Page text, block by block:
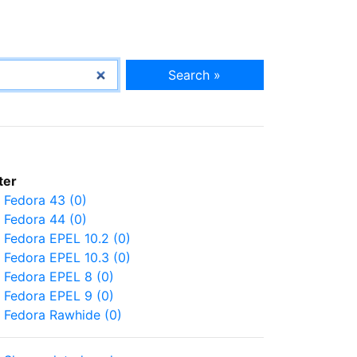
Search »
Fedora 43 (0)
Fedora 44 (0)
Fedora EPEL 10.2 (0)
Fedora EPEL 10.3 (0)
Fedora EPEL 8 (0)
Fedora EPEL 9 (0)
Fedora Rawhide (0)